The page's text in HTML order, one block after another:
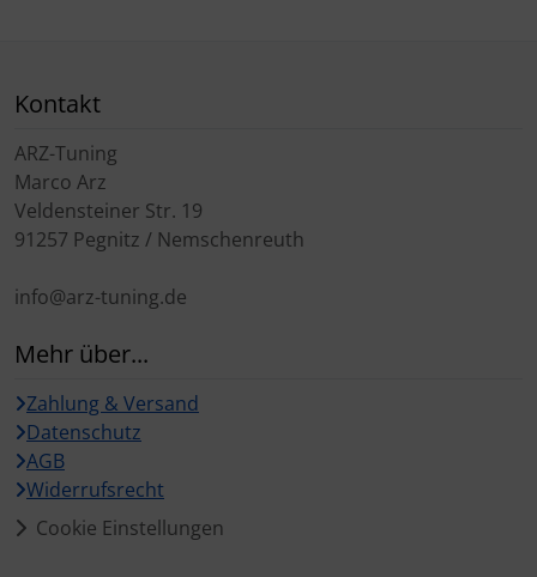
Kontakt
ARZ-Tuning
Marco Arz
Veldensteiner Str. 19
91257 Pegnitz / Nemschenreuth
info@arz-tuning.de
Mehr über...
Zahlung & Versand
Datenschutz
AGB
Widerrufsrecht
Cookie Einstellungen